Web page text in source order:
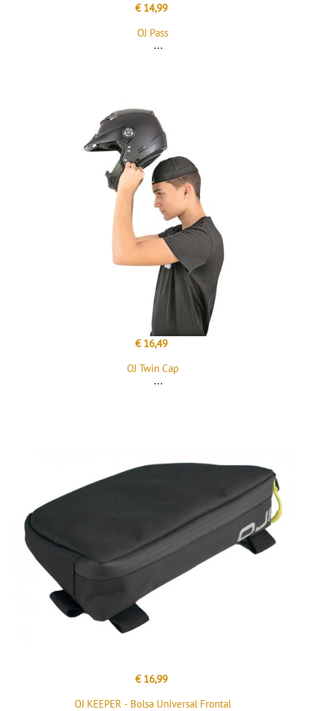
€ 14,99
OJ Pass
€ 16,49
OJ Twin Cap
€ 16,99
OJ KEEPER - Bolsa Universal Frontal